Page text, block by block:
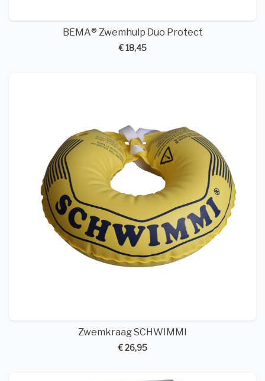
BEMA® Zwemhulp Duo Protect
€ 18,45
Zwemkraag SCHWIMMI
€ 26,95